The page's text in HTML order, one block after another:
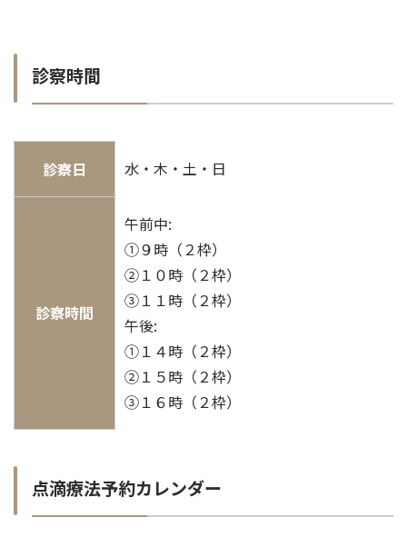
診察時間
診察日 水・木・土・日
診察時間
午前中:
①９時（２枠）
②１０時（２枠）
③１１時（２枠）
午後:
①１４時（２枠）
②１５時（２枠）
③１６時（２枠）
点滴療法予約カレンダー